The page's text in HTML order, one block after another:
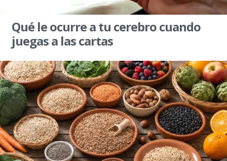
Qué le ocurre a tu cerebro cuando
juegas a las cartas